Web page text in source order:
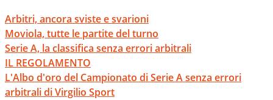
Arbitri, ancora sviste e svarioni
Moviola, tutte le partite del turno
Serie A, la classifica senza errori arbitrali
IL REGOLAMENTO
L'Albo d'oro del Campionato di Serie A senza errori
arbitrali di Virgilio Sport